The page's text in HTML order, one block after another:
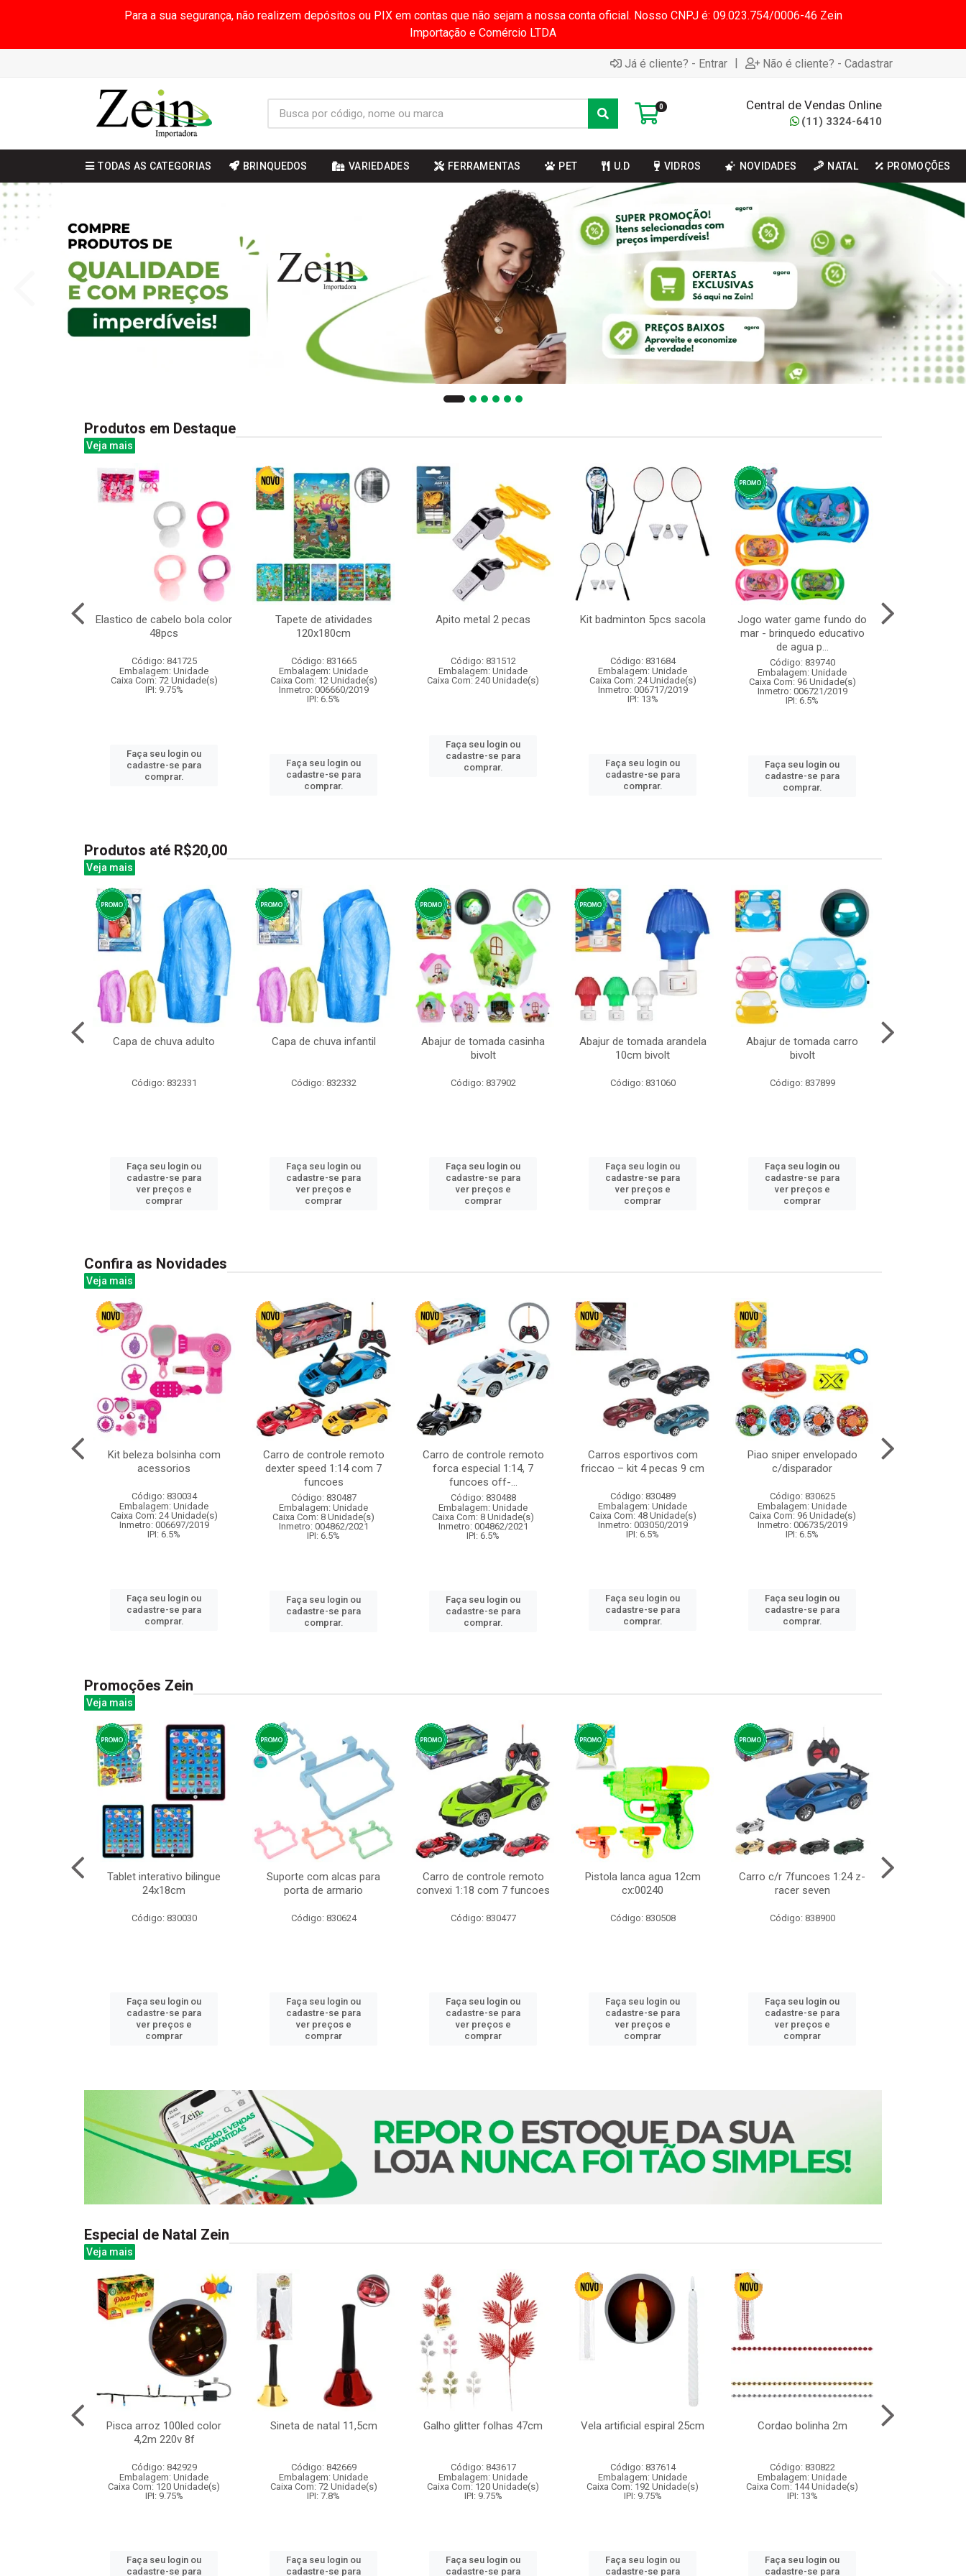
Para a sua segurança, não realizem depósitos ou PIX em contas que não sejam a nossa conta oficial. Nosso CNPJ é: 09.023.754/0006-46 Zein
Importação e Comércio LTDA
Já é cliente? - Entrar | Não é cliente? - Cadastrar
0 Central de Vendas Online
(11) 3324-6410
TODAS AS CATEGORIAS BRINQUEDOS VARIEDADES FERRAMENTAS PET U.D VIDROS NOVIDADES NATAL PROMOÇÕES
Produtos em Destaque
Veja mais
Elastico de cabelo bola color
48pcs
Código: 841725
Embalagem: Unidade
Caixa Com: 72 Unidade(s)
IPI: 9.75%
Faça seu login ou
cadastre-se para
comprar.
Tapete de atividades
120x180cm
Código: 831665
Embalagem: Unidade
Caixa Com: 12 Unidade(s)
Inmetro: 006660/2019
IPI: 6.5%
Faça seu login ou
cadastre-se para
comprar.
Apito metal 2 pecas
Código: 831512
Embalagem: Unidade
Caixa Com: 240 Unidade(s)
Faça seu login ou
cadastre-se para
comprar.
Kit badminton 5pcs sacola
Código: 831684
Embalagem: Unidade
Caixa Com: 24 Unidade(s)
Inmetro: 006717/2019
IPI: 13%
Faça seu login ou
cadastre-se para
comprar.
Jogo water game fundo do
mar - brinquedo educativo
de agua p...
Código: 839740
Embalagem: Unidade
Caixa Com: 96 Unidade(s)
Inmetro: 006721/2019
IPI: 6.5%
Faça seu login ou
cadastre-se para
comprar.
Produtos até R$20,00
Veja mais
Capa de chuva adulto
Código: 832331
Faça seu login ou
cadastre-se para
ver preços e
comprar
Capa de chuva infantil
Código: 832332
Faça seu login ou
cadastre-se para
ver preços e
comprar
Abajur de tomada casinha
bivolt
Código: 837902
Faça seu login ou
cadastre-se para
ver preços e
comprar
Abajur de tomada arandela
10cm bivolt
Código: 831060
Faça seu login ou
cadastre-se para
ver preços e
comprar
Abajur de tomada carro
bivolt
Código: 837899
Faça seu login ou
cadastre-se para
ver preços e
comprar
Confira as Novidades
Veja mais
Kit beleza bolsinha com
acessorios
Código: 830034
Embalagem: Unidade
Caixa Com: 24 Unidade(s)
Inmetro: 006697/2019
IPI: 6.5%
Faça seu login ou
cadastre-se para
comprar.
Carro de controle remoto
dexter speed 1:14 com 7
funcoes
Código: 830487
Embalagem: Unidade
Caixa Com: 8 Unidade(s)
Inmetro: 004862/2021
IPI: 6.5%
Faça seu login ou
cadastre-se para
comprar.
Carro de controle remoto
forca especial 1:14, 7
funcoes off-...
Código: 830488
Embalagem: Unidade
Caixa Com: 8 Unidade(s)
Inmetro: 004862/2021
IPI: 6.5%
Faça seu login ou
cadastre-se para
comprar.
Carros esportivos com
friccao – kit 4 pecas 9 cm
Código: 830489
Embalagem: Unidade
Caixa Com: 48 Unidade(s)
Inmetro: 003050/2019
IPI: 6.5%
Faça seu login ou
cadastre-se para
comprar.
Piao sniper envelopado
c/disparador
Código: 830625
Embalagem: Unidade
Caixa Com: 96 Unidade(s)
Inmetro: 006735/2019
IPI: 6.5%
Faça seu login ou
cadastre-se para
comprar.
Promoções Zein
Veja mais
Tablet interativo bilingue
24x18cm
Código: 830030
Faça seu login ou
cadastre-se para
ver preços e
comprar
Suporte com alcas para
porta de armario
Código: 830624
Faça seu login ou
cadastre-se para
ver preços e
comprar
Carro de controle remoto
convexi 1:18 com 7 funcoes
Código: 830477
Faça seu login ou
cadastre-se para
ver preços e
comprar
Pistola lanca agua 12cm
cx:00240
Código: 830508
Faça seu login ou
cadastre-se para
ver preços e
comprar
Carro c/r 7funcoes 1:24 z-
racer seven
Código: 838900
Faça seu login ou
cadastre-se para
ver preços e
comprar
Especial de Natal Zein
Veja mais
Pisca arroz 100led color
4,2m 220v 8f
Código: 842929
Embalagem: Unidade
Caixa Com: 120 Unidade(s)
IPI: 9.75%
Faça seu login ou
cadastre-se para
Sineta de natal 11,5cm
Código: 842669
Embalagem: Unidade
Caixa Com: 72 Unidade(s)
IPI: 7.8%
Faça seu login ou
cadastre-se para
Galho glitter folhas 47cm
Código: 843617
Embalagem: Unidade
Caixa Com: 120 Unidade(s)
IPI: 9.75%
Faça seu login ou
cadastre-se para
Vela artificial espiral 25cm
Código: 837614
Embalagem: Unidade
Caixa Com: 192 Unidade(s)
IPI: 9.75%
Faça seu login ou
cadastre-se para
Cordao bolinha 2m
Código: 830822
Embalagem: Unidade
Caixa Com: 144 Unidade(s)
IPI: 13%
Faça seu login ou
cadastre-se para